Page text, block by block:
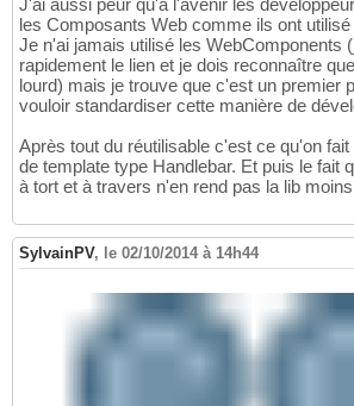
J'ai aussi peur qu'à l'avenir les
les Composants Web comme ils ont
Je n'ai jamais utilisé les WebComponents
rapidement le lien et je dois reconnaître
lourd) mais je trouve que c'est un premier
vouloir standardiser cette manière de
Après tout du réutilisable c'est ce qu'on
de template type Handlebar. Et puis le fait
à tort et à travers n'en rend pas la lib
SylvainPV, le 02/10/2014 à 14h44